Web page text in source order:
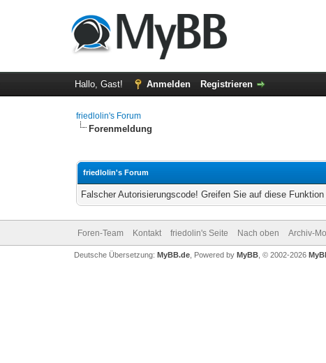
Hallo, Gast! Anmelden Registrieren
friedlolin's Forum
Forenmeldung
friedlolin's Forum
Falscher Autorisierungscode! Greifen Sie auf diese
Foren-Team Kontakt friedolin's Seite Nach oben Archiv-
Deutsche Übersetzung: MyBB.de, Powered by MyBB, © 2002-2026